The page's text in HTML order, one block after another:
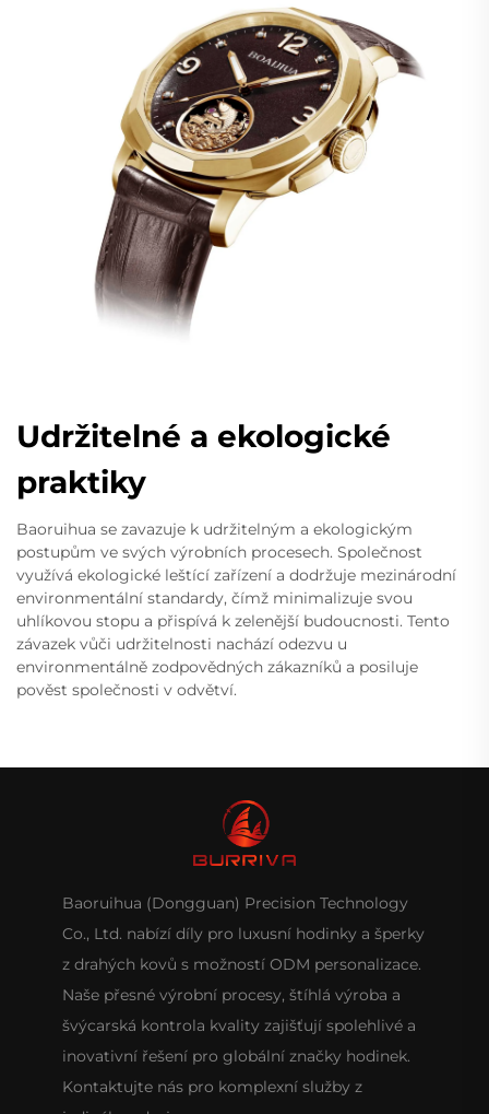
Udržitelné a ekologické
praktiky
Baoruihua se zavazuje k udržitelným a ekologickým
postupům ve svých výrobních procesech. Společnost
využívá ekologické leštící zařízení a dodržuje mezinárodní
environmentální standardy, čímž minimalizuje svou
uhlíkovou stopu a přispívá k zelenější budoucnosti. Tento
závazek vůči udržitelnosti nachází odezvu u
environmentálně zodpovědných zákazníků a posiluje
pověst společnosti v odvětví.
Baoruihua (Dongguan) Precision Technology
Co., Ltd. nabízí díly pro luxusní hodinky a šperky
z drahých kovů s možností ODM personalizace.
Naše přesné výrobní procesy, štíhlá výroba a
švýcarská kontrola kvality zajišťují spolehlivé a
inovativní řešení pro globální značky hodinek.
Kontaktujte nás pro komplexní služby z